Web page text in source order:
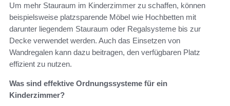
Um mehr Stauraum im Kinderzimmer zu schaffen, können
beispielsweise platzsparende Möbel wie Hochbetten mit
darunter liegendem Stauraum oder Regalsysteme bis zur
Decke verwendet werden. Auch das Einsetzen von
Wandregalen kann dazu beitragen, den verfügbaren Platz
effizient zu nutzen.
Was sind effektive Ordnungssysteme für ein
Kinderzimmer?